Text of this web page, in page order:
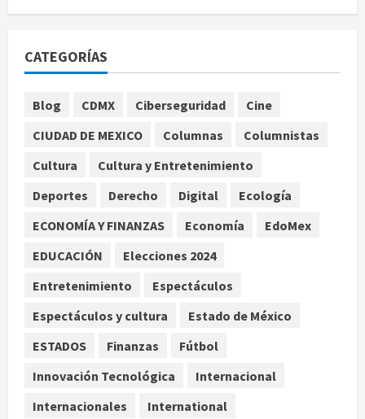
Editores y libreros argentinos
desregulación del Gobierno de Milei
agosto 9, 2026
SMN pronostica lluvias muy fuertes
en el norte y centro, y calor
California
agosto 9, 2026
4
Enrique Serna presenta ‘El dios
y el poder prehispánico
agosto 9, 2026
CATEGORÍAS
Blog CDMX Ciberseguridad
Cine
CIUDAD DE MEXICO
Columnas
Columnistas
Cultura
Cultura y Entretenimiento
Deportes
Derecho Digital
Ecología
ECONOMÍA Y FINANZAS
Economía
EdoMex
EDUCACIÓN
Elecciones 2024
Entretenimiento
Espectáculos
Espectáculos y cultura
Estado de México
ESTADOS
Finanzas
Fútbol
Innovación Tecnológica
Internacional
Internacionales
International